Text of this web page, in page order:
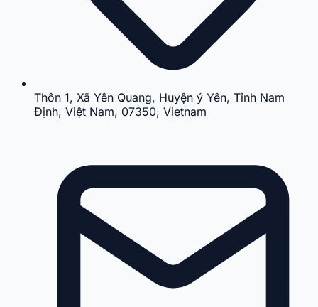
Thôn 1, Xã Yên Quang, Huyện ý Yên, Tỉnh Nam
Định, Việt Nam, 07350, Vietnam